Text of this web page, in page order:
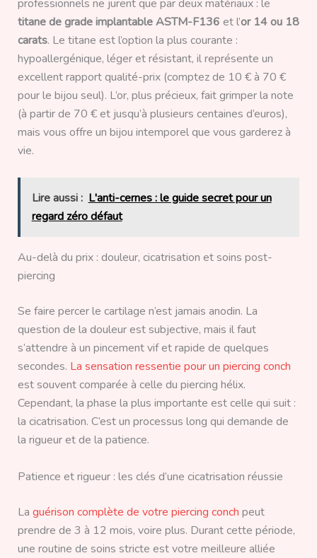
professionnels ne jurent que par deux matériaux : le
titane de grade implantable ASTM-F136 et l’or 14 ou 18
carats. Le titane est l’option la plus courante :
hypoallergénique, léger et résistant, il représente un
excellent rapport qualité-prix (comptez de 10 € à 70 €
pour le bijou seul). L’or, plus précieux, fait grimper la note
(à partir de 70 € et jusqu’à plusieurs centaines d’euros),
mais vous offre un bijou intemporel que vous garderez à
vie.
Lire aussi : L'anti-cernes : le guide secret pour un
regard zéro défaut
Au-delà du prix : douleur, cicatrisation et soins post-
piercing
Se faire percer le cartilage n’est jamais anodin. La
question de la douleur est subjective, mais il faut
s’attendre à un pincement vif et rapide de quelques
secondes. La sensation ressentie pour un piercing conch
est souvent comparée à celle du piercing hélix.
Cependant, la phase la plus importante est celle qui suit :
la cicatrisation. C’est un processus long qui demande de
la rigueur et de la patience.
Patience et rigueur : les clés d’une cicatrisation réussie
La guérison complète de votre piercing conch peut
prendre de 3 à 12 mois, voire plus. Durant cette période,
une routine de soins stricte est votre meilleure alliée